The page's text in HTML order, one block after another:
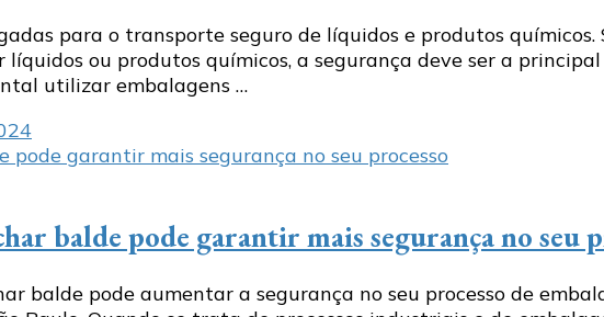
para o transporte seguro de líquidos e produtos químicos.
ou produtos químicos, a segurança deve ser a
utilizar embalagens …
balde pode garantir mais segurança no seu
balde pode aumentar a segurança no seu processo de